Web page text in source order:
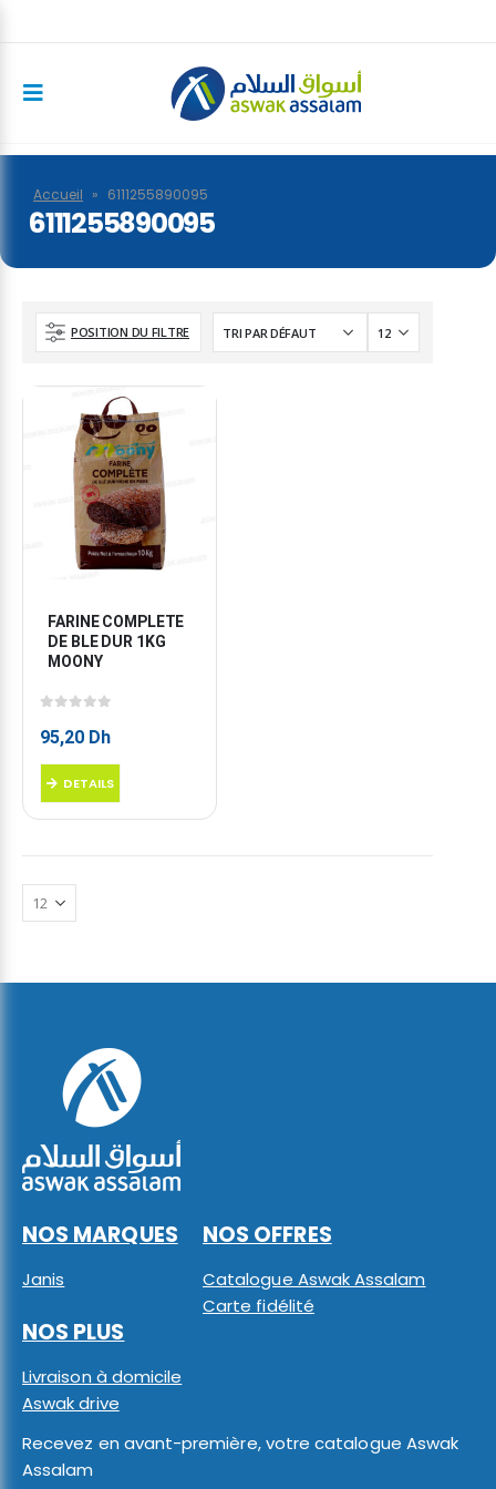
Accueil » 6111255890095
6111255890095
POSITION DU FILTRE
FARINE COMPLETE
DE BLE DUR 1KG
MOONY
95,20 Dh
DETAILS
NOS MARQUES
Janis
NOS OFFRES
Catalogue Aswak Assalam
Carte fidélité
NOS PLUS
Livraison à domicile
Aswak drive
Recevez en avant-première, votre catalogue Aswak
Assalam